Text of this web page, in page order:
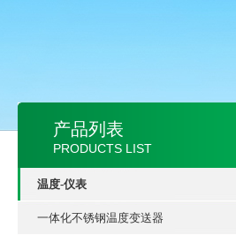
产品列表
PRODUCTS LIST
温度-仪表
一体化不锈钢温度变送器